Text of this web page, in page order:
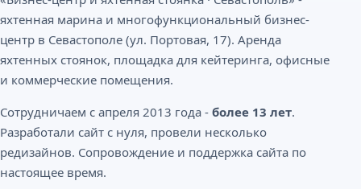
яхтенная марина и многофункциональный бизнес-
центр в Севастополе (ул. Портовая, 17). Аренда
яхтенных стоянок, площадка для кейтеринга, офисные
и коммерческие помещения.
Сотрудничаем с апреля 2013 года - более 13 лет.
Разработали сайт с нуля, провели несколько
редизайнов. Сопровождение и поддержка сайта по
настоящее время.